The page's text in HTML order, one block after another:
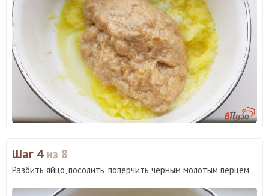
Шаг 4из 8
Разбить яйцо, посолить, поперчить черным молотым перцем.